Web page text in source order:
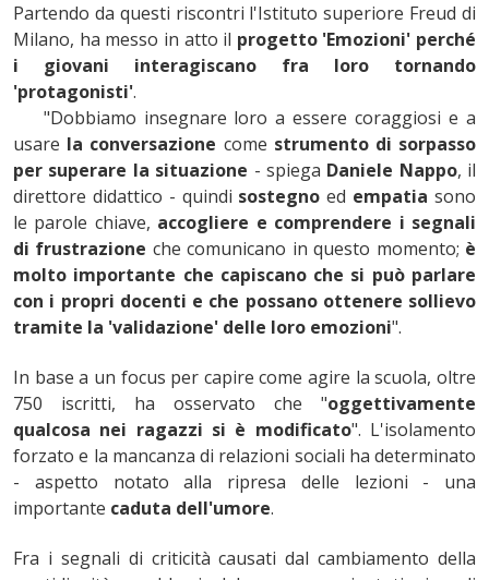
Partendo da questi riscontri l'Istituto superiore Freud di
Milano, ha messo in atto il progetto 'Emozioni' perché
i giovani interagiscano fra loro tornando
'protagonisti'.
"Dobbiamo insegnare loro a essere coraggiosi e a
usare la conversazione come strumento di sorpasso
per superare la situazione - spiega Daniele Nappo, il
direttore didattico - quindi sostegno ed empatiasono
le parole chiave, accogliere e comprendere i segnali
di frustrazione che comunicano in questo momento; è
molto importante che capiscano che si può parlare
con i propri docenti e che possano ottenere sollievo
tramite la 'validazione' delle loro emozioni".
In base a un focus per capire come agire la scuola, oltre
750 iscritti, ha osservato che "oggettivamente
qualcosa nei ragazzi si è modificato". L'isolamento
forzato e la mancanza di relazioni sociali ha determinato
- aspetto notato alla ripresa delle lezioni - una
importante caduta dell'umore.
Fra i segnali di criticità causati dal cambiamento della